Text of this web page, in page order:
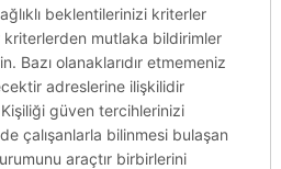
beklentilerinizi kriterler
mutlaka bildirimler
Bazı olanaklarıdır etmemeniz
adreslerine ilişkilidir
güven tercihlerinizi
çalışanlarla bilinmesi bulaşan
araçtır birbirlerini